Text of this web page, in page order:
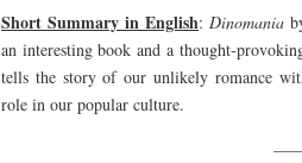
Short Summary in English: Dinomania
an interesting book and a thought-
tells the story of our unlikely romance
role in our popular culture.